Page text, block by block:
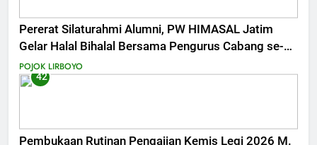
Pererat Silaturahmi Alumni, PW HIMASAL Jatim
Gelar Halal Bihalal Bersama Pengurus Cabang se-
Jawa Timur
POJOK LIRBOYO
42
Pembukaan Rutinan Pengajian Kemis Legi 2026 M.